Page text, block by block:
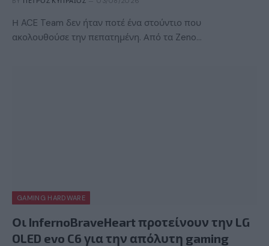
Η ACE Team δεν ήταν ποτέ ένα στούντιο που
ακολουθούσε την πεπατημένη. Από τα Zeno…
GAMING HARDWARE
Οι InfernoBraveHeart προτείνουν την LG
OLED evo C6 για την απόλυτη gaming